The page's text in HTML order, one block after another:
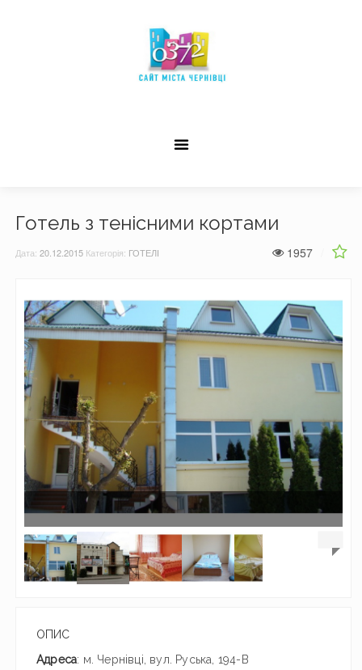
Готель з тенісними кортами
Дата: 20.12.2015 Категорія: ГОТЕЛІ 1957
ОПИС
Адреса: м. Чернівці, вул. Руська, 194-В